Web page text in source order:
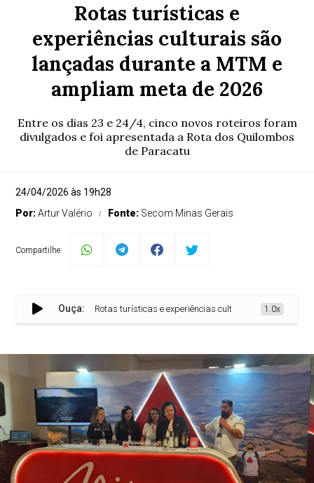
Rotas turísticas e
experiências culturais são
lançadas durante a MTM e
ampliam meta de 2026
Entre os dias 23 e 24/4, cinco novos roteiros foram
divulgados e foi apresentada a Rota dos Quilombos
de Paracatu
24/04/2026 às 19h28
Por:Artur Valério Fonte: Secom Minas Gerais
Compartilhe:
Ouça:Rotas turísticas e experiências culturais são lançadas
1.0x